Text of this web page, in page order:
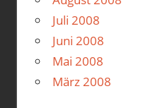
Juli 2008
Juni 2008
Mai 2008
März 2008